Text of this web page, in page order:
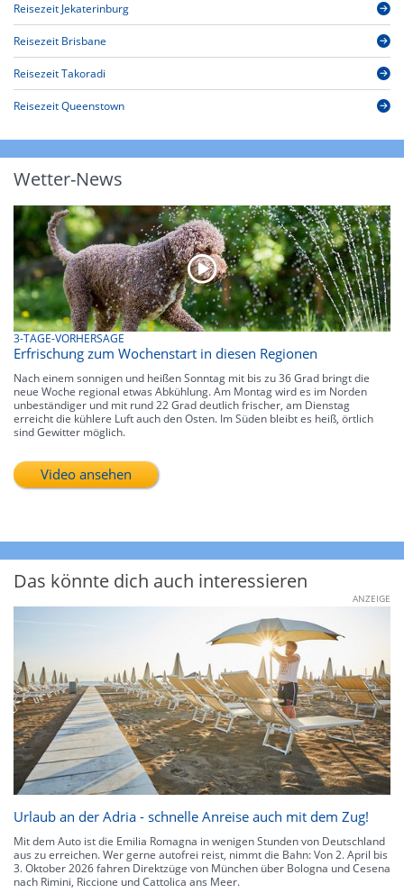
Reisezeit Jekaterinburg
Reisezeit Brisbane
Reisezeit Takoradi
Reisezeit Queenstown
Wetter-News
3-TAGE-VORHERSAGE
Erfrischung zum Wochenstart in diesen Regionen
Nach einem sonnigen und heißen Sonntag mit bis zu 36 Grad bringt die
neue Woche regional etwas Abkühlung. Am Montag wird es im Norden
unbeständiger und mit rund 22 Grad deutlich frischer, am Dienstag
erreicht die kühlere Luft auch den Osten. Im Süden bleibt es heiß, örtlich
sind Gewitter möglich.
Video ansehen
Das könnte dich auch interessieren
ANZEIGE
Urlaub an der Adria - schnelle Anreise auch mit dem Zug!
Mit dem Auto ist die Emilia Romagna in wenigen Stunden von Deutschland
aus zu erreichen. Wer gerne autofrei reist, nimmt die Bahn: Von 2. April bis
3. Oktober 2026 fahren Direktzüge von München über Bologna und Cesena
nach Rimini, Riccione und Cattolica ans Meer.